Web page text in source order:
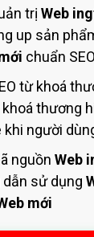
trị Web
up sản
chuẩn
từ khoá
khoá thương
khi người
nguồn Web
sử dụng
mới